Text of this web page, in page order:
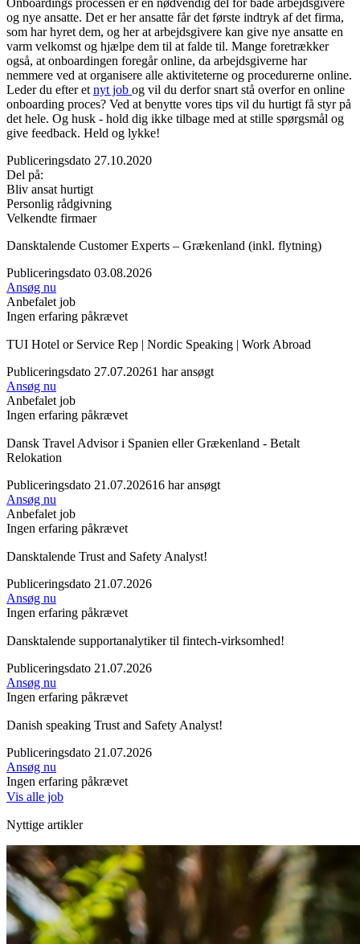
og nye ansatte. Det er her ansatte får det første indtryk af det firma,
som har hyret dem, og her at arbejdsgivere kan give nye ansatte en
varm velkomst og hjælpe dem til at falde til. Mange foretrækker
også, at onboardingen foregår online, da arbejdsgiverne har
nemmere ved at organisere alle aktiviteterne og procedurerne online.
Leder du efter et nyt job og vil du derfor snart stå overfor en online
onboarding proces? Ved at benytte vores tips vil du hurtigt få styr på
det hele. Og husk - hold dig ikke tilbage med at stille spørgsmål og
give feedback. Held og lykke!
Publiceringsdato 27.10.2020
Del på:
Bliv ansat hurtigt
Personlig rådgivning
Velkendte firmaer
Dansktalende Customer Experts – Grækenland (inkl. flytning)
Publiceringsdato 03.08.2026
Ansøg nu
Anbefalet job
Ingen erfaring påkrævet
TUI Hotel or Service Rep | Nordic Speaking | Work Abroad
Publiceringsdato 27.07.20261 har ansøgt
Ansøg nu
Anbefalet job
Ingen erfaring påkrævet
Dansk Travel Advisor i Spanien eller Grækenland - Betalt
Relokation
Publiceringsdato 21.07.202616 har ansøgt
Ansøg nu
Anbefalet job
Ingen erfaring påkrævet
Dansktalende Trust and Safety Analyst!
Publiceringsdato 21.07.2026
Ansøg nu
Ingen erfaring påkrævet
Dansktalende supportanalytiker til fintech-virksomhed!
Publiceringsdato 21.07.2026
Ansøg nu
Ingen erfaring påkrævet
Danish speaking Trust and Safety Analyst!
Publiceringsdato 21.07.2026
Ansøg nu
Ingen erfaring påkrævet
Vis alle job
Nyttige artikler